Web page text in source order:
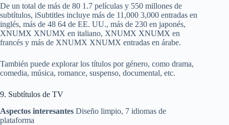
De un total de más de 80 1.7 películas y 550 millones de
subtítulos, iSubtitles incluye más de 11,000 3,000 entradas en
inglés, más de 48 64 de EE. UU., más de 230 en japonés,
XNUMX ​​XNUMX en italiano, XNUMX XNUMX en
francés y más de XNUMX XNUMX entradas en árabe.
También puede explorar los títulos por género, como drama,
comedia, música, romance, suspenso, documental, etc.
9. Subtítulos de TV
Aspectos interesantes Diseño limpio, 7 idiomas de
plataforma